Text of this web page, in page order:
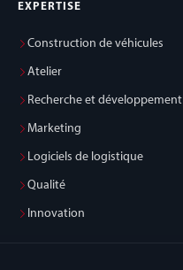
EXPERTISE
Construction de véhicules
Atelier
Recherche et développement
Marketing
Logiciels de logistique
Qualité
Innovation